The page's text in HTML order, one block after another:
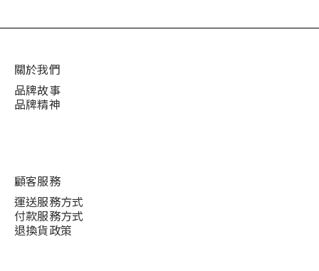
關於我們
品牌故事
品牌精神
顧客服務
運送服務方式
付款服務方式
退換貨政策